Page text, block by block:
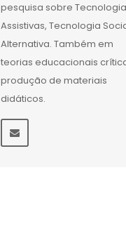
pesquisa sobre
Assistivas, Tecnologia
Alternativa. Também em
teorias educacionais
produção de materiais
didáticos.